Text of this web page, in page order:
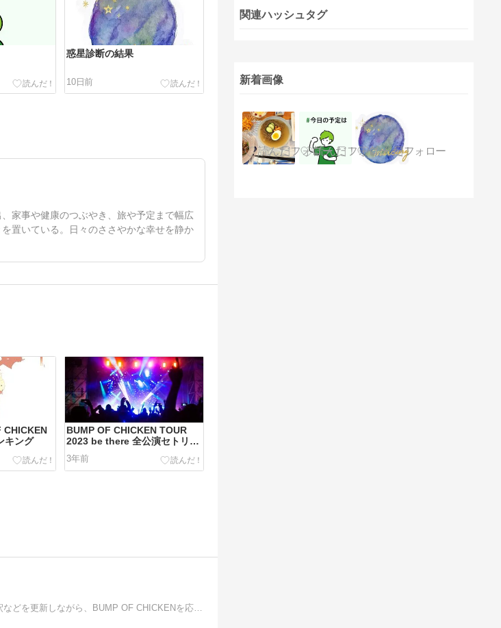
惑星診断の結果
10日前
家事や健康のつぶやき、旅や予定まで幅広
置いている。日々のささやかな幸せを静か
CHICKEN
キング
BUMP OF CHICKEN TOUR
2023 be there 全公演セトリま
とめ
3年前
関連ハッシュタグ
新着画像